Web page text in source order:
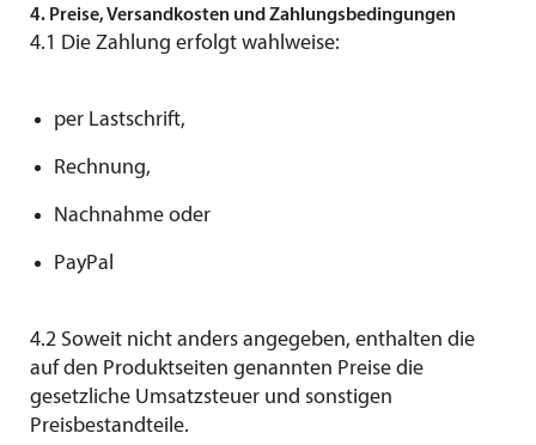
4. Preise, Versandkosten und Zahlungsbedingungen
4.1 Die Zahlung erfolgt wahlweise:
per Lastschrift,
Rechnung,
Nachnahme oder
PayPal
4.2 Soweit nicht anders angegeben, enthalten die
auf den Produktseiten genannten Preise die
gesetzliche Umsatzsteuer und sonstigen
Preisbestandteile.